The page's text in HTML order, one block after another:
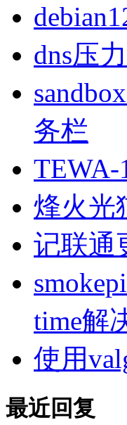
dns压
务栏
TEWA-
烽火光
记联通
time解
使用
最近回复